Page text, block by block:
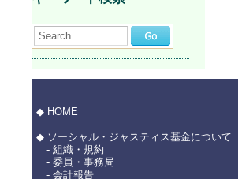
Search...
◆ HOME
――――――――――――――
◆ ソーシャル・ジャスティス基金について
- 組織・規約
- 委員・事務局
- 会計報告